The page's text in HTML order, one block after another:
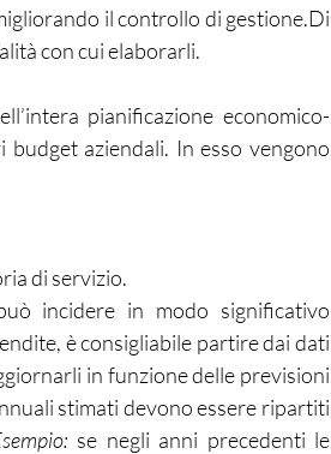
il controllo di gestione.Di
con cui elaborarli.
pianificazione economico-
aziendali. In esso vengono
di servizio.
incidere in modo significativo
è consigliabile partire dai dati
in funzione delle previsioni
stimati devono essere ripartiti
se negli anni precedenti le